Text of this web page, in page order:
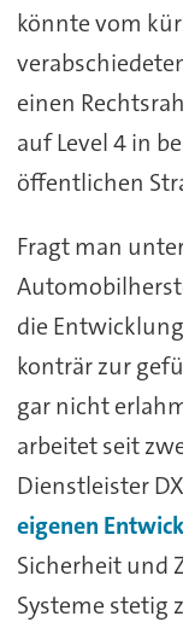
könnte vom
einen
auf Level 4 in
öffentlichen
Fragt man
die
konträr zur
gar nicht
arbeitet seit
Dienstleister
eigenen
Sicherheit und
Systeme stetig